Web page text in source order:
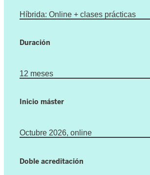
Híbrida: Online + clases prácticas
Duración
12 meses
Inicio máster
Octubre 2026, online
Doble acreditación